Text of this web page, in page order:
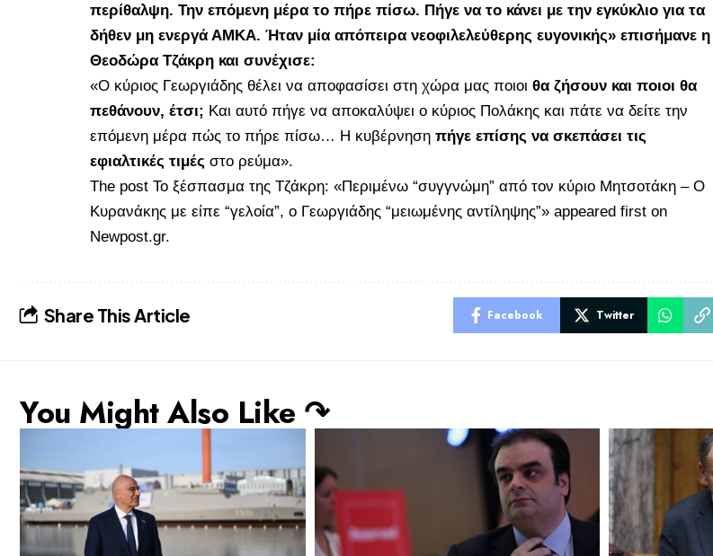
περίθαλψη. Την επόμενη μέρα το πήρε πίσω. Πήγε να το κάνει με την εγκύκλιο για τα
δήθεν μη ενεργά ΑΜΚΑ. Ήταν μία απόπειρα νεοφιλελεύθερης ευγονικής» επισήμανε η
Θεοδώρα Τζάκρη και συνέχισε:
«Ο κύριος Γεωργιάδης θέλει να αποφασίσει στη χώρα μας ποιοι θα ζήσουν και ποιοι θα
πεθάνουν, έτσι; Και αυτό πήγε να αποκαλύψει ο κύριος Πολάκης και πάτε να δείτε την
επόμενη μέρα πώς το πήρε πίσω… Η κυβέρνηση πήγε επίσης να σκεπάσει τις
εφιαλτικές τιμές στο ρεύμα».
The post Το ξέσπασμα της Τζάκρη: «Περιμένω “συγγνώμη” από τον κύριο Μητσοτάκη – Ο
Κυρανάκης με είπε “γελοία”, ο Γεωργιάδης “μειωμένης αντίληψης”» appeared first on
Newpost.gr.
Share This Article Facebook Twitter
You Might Also Like ↷